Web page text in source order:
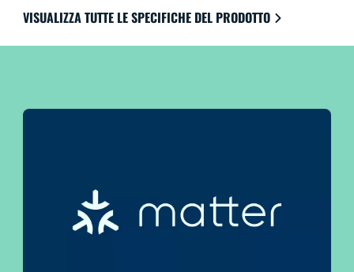
dell'illuminazione ti danno il controllo sull'intero
sistema, anche quando sei lontano da casa. Funziona
con Google Home, Amazon Alexa e Apple HomeKit
VISUALIZZA TUTTE LE SPECIFICHE DEL PRODOTTO